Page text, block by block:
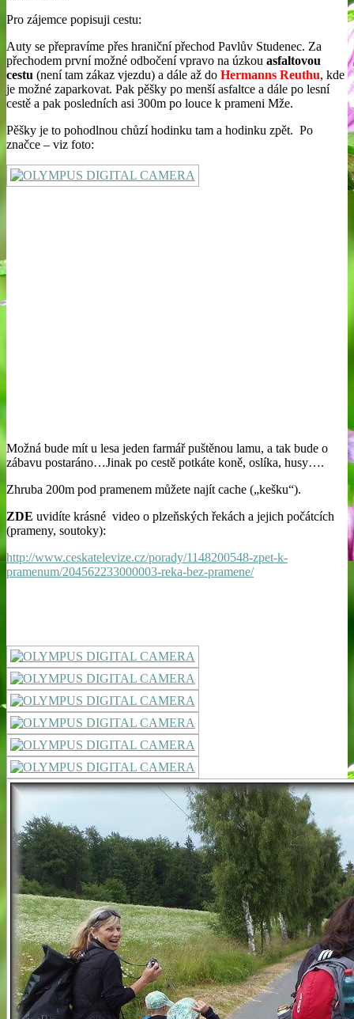
Pro zájemce popisuji cestu:
Auty se přepravíme přes hraniční přechod Pavlův Studenec. Za
přechodem první možné odbočení vpravo na úzkou asfaltovou
cestu (není tam zákaz vjezdu) a dále až do Hermanns Reuthu, kde
je možné zaparkovat. Pak pěšky po menší asfaltce a dále po lesní
cestě a pak posledních asi 300m po louce k prameni Mže.
Pěšky je to pohodlnou chůzí hodinku tam a hodinku zpět. Po
značce – viz foto:
Možná bude mít u lesa jeden farmář puštěnou lamu, a tak bude o
zábavu postaráno…Jinak po cestě potkáte koně, oslíka, husy….
Zhruba 200m pod pramenem můžete najít cache („kešku“).
ZDE uvidíte krásné video o plzeňských řekách a jejich počátcích
(prameny, soutoky):
http://www.ceskatelevize.cz/porady/1148200548-zpet-k-
pramenum/204562233000003-reka-bez-pramene/